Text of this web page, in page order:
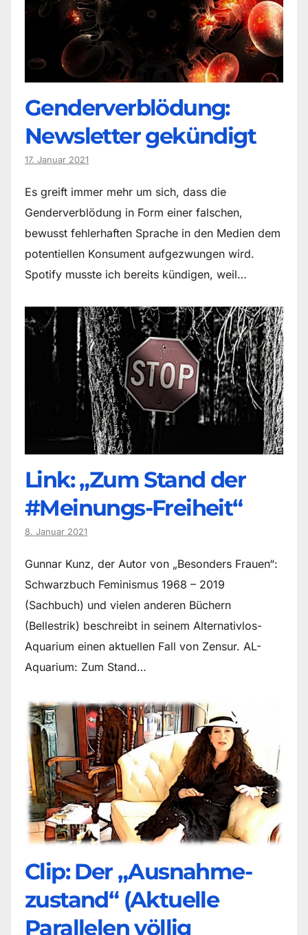
Genderverblödung:
Newsletter gekündigt
17. Januar 2021
Es greift immer mehr um sich, dass die
Genderverblödung in Form einer falschen,
bewusst fehlerhaften Sprache in den Medien dem
potentiellen Konsument aufgezwungen wird.
Spotify musste ich bereits kündigen, weil…
Link: „Zum Stand der
#Meinungs-Freiheit“
8. Januar 2021
Gunnar Kunz, der Autor von „Besonders Frauen“:
Schwarzbuch Feminismus 1968 – 2019
(Sachbuch) und vielen anderen Büchern
(Bellestrik) beschreibt in seinem Alternativlos-
Aquarium einen aktuellen Fall von Zensur. AL-
Aquarium: Zum Stand…
Clip: Der „Ausnahme-
zustand“ (Aktuelle
Parallelen völlig